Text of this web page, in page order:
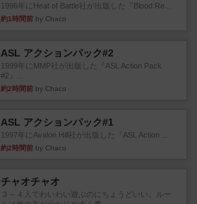
1996年にHeat of Battle社が出版した『Blood Re...
約1時間前 by Chaco
ASL アクションパック#2
1999年にMMP社が出版した『ASL Action Pack
#2』...
約2時間前 by Chaco
ASL アクションパック#1
1997年にAvalon Hill社が出版した『ASL Action ...
約2時間前 by Chaco
チャオチャオ
３～４人でわいわい遊ぶのにちょうどいい。ルー